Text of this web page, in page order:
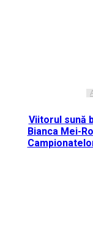
Viitorul sună
Bianca Mei-